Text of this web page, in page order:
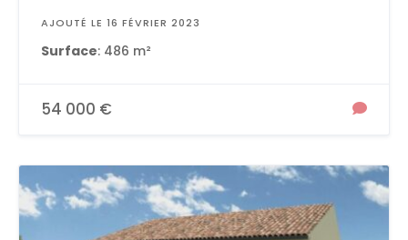
AJOUTÉ LE 16 FÉVRIER 2023
Surface: 486 m²
54 000 €